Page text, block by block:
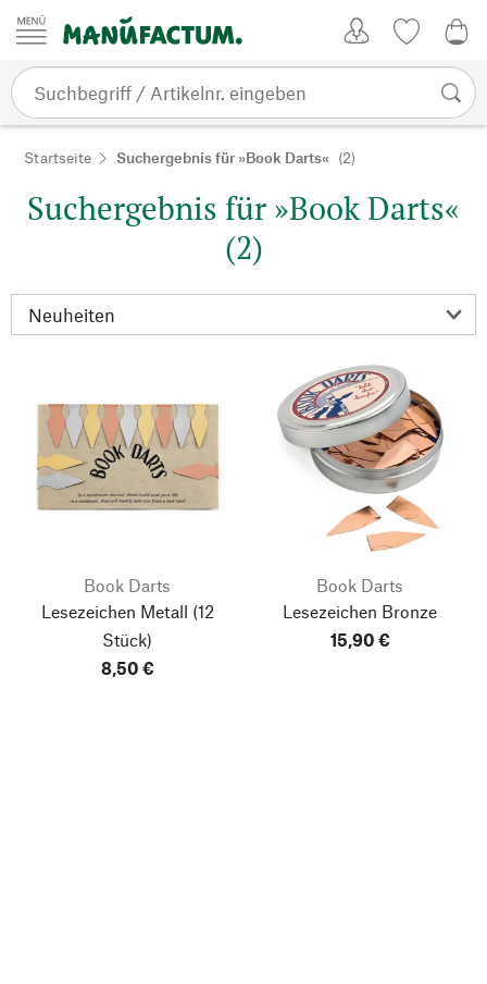
Zum Inhalt springen
Startseite Suchergebnis für »Book Darts« (2)
Suchergebnis für »Book Darts«
(2)
Book Darts
Lesezeichen Metall (12
Stück)
8,50 €
Book Darts
Lesezeichen Bronze
15,90 €